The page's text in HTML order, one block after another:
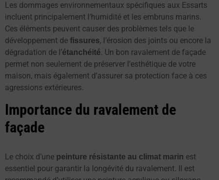
Les dommages environnementaux spécifiques aux Essarts
incluent principalement l’humidité et les embruns marins.
Ces éléments peuvent causer des problèmes tels que le
développement de fissures, l’érosion des joints ou encore la
dégradation de l’étanchéité. Un bon ravalement de façade
permet non seulement de préserver l’esthétique de votre
maison, mais également d’assurer sa protection face à ces
agressions extérieures.
Importance du ravalement de
façade
Le choix d’une peinture résistante au climat marin est
essentiel pour garantir la longévité du ravalement. Il est